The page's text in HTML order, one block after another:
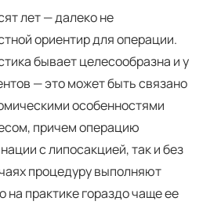
лет — далеко не
ориентир для операции.
бывает целесообразна и у
— это может быть связано
особенностями
причем операцию
с липосакцией, так и без
процедуру выполняют
на практике гораздо чаще ее